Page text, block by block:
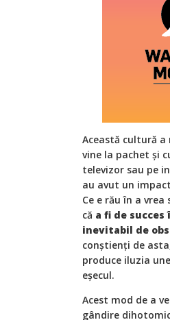
Această cultură
vine la pachet și
televizor sau pe
au avut un
Ce e rău în a
că a fi de
inevitabil de
conștienți de
produce iluzia
eșecul.
Acest mod de a
gândire